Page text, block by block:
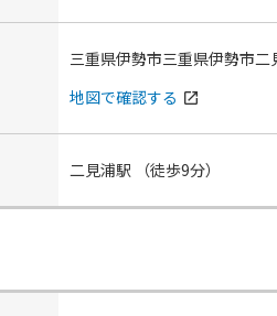
三重県伊勢市三重県伊勢市
地図で確認する open_in_new
二見浦駅 （徒歩9分）